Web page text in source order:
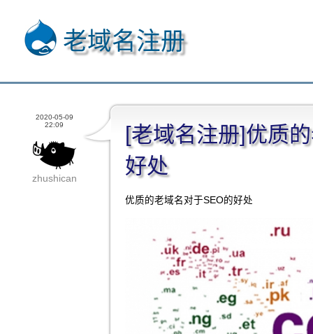
老域名注册
2020-05-09
22:09
zhushican
[老域名注册]优质
好处
优质的老域名对于SEO的好处